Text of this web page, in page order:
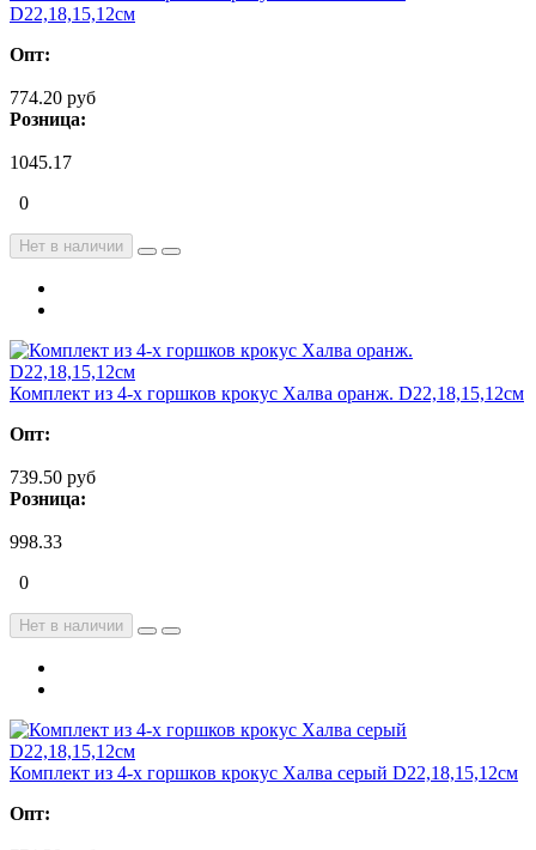
D22,18,15,12см
Опт:
774.20 руб
Розница:
1045.17
0
Нет в наличии
Комплект из 4-х горшков крокус Халва оранж. D22,18,15,12см
Опт:
739.50 руб
Розница:
998.33
0
Нет в наличии
Комплект из 4-х горшков крокус Халва серый D22,18,15,12см
Опт: